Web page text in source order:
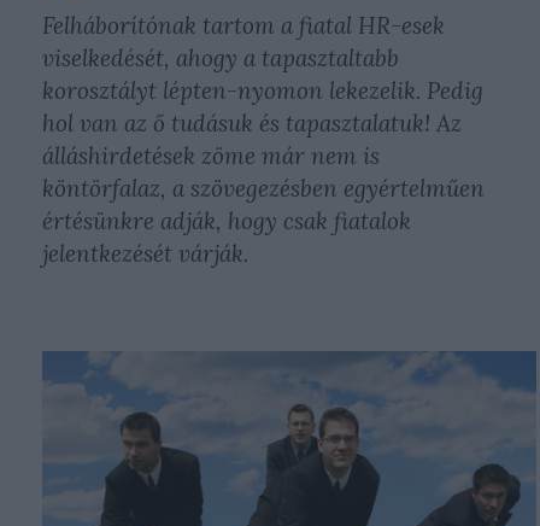
Felháborítónak tartom a fiatal HR-esek
viselkedését, ahogy a tapasztaltabb
korosztályt lépten-nyomon lekezelik. Pedig
hol van az ő tudásuk és tapasztalatuk! Az
álláshirdetések zöme már nem is
köntörfalaz, a szövegezésben egyértelműen
értésünkre adják, hogy csak fiatalok
jelentkezését várják.